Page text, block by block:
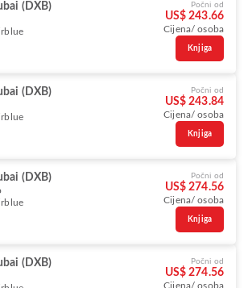
(DXB) Počni od
US$ 243.66
Cijena/ osoba
Knjiga
(DXB) Počni od
US$ 243.84
Cijena/ osoba
Knjiga
(DXB) Počni od
US$ 274.56
Cijena/ osoba
Knjiga
(DXB) Počni od
US$ 274.56
Cijena/ osoba